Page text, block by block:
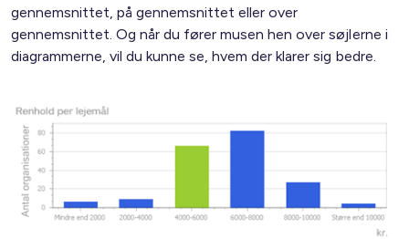
gennemsnittet, på gennemsnittet eller over
gennemsnittet. Og når du fører musen hen over søjlerne i
diagrammerne, vil du kunne se, hvem der klarer sig bedre.